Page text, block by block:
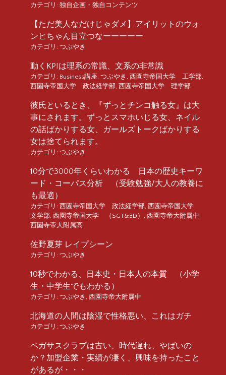
カテゴリ: 独自企画・独自コンテンツ
【ただ美人なだけじゃダメ】アイリットのウォ
ンヒちゃん目立つなーーーーー
カテゴリ: つぶやき
動くKPIは理系の常識、文系の非常識
カテゴリ: Business講座 つぶやき 西園寺帝国大学 工学部
西園寺帝国大学 政法経学部 西園寺帝国大学 理学部
彼氏といるとき、『ずっとチンコ触る女』は大
事にされます。ずっとスマホいじる女、ネイル
の話ばかりする女、ガールズトークばかりする
女は捨てられます。
カテゴリ: つぶやき
10分で3000年くらいわかる 日本の歴史キーワ
ード・コーパス分析 （受験勉強/大人の教養に
も最適）
カテゴリ: 西園寺帝国大学 政法経学部 西園寺帝国大学
文学部 西園寺帝国大学 （SGT&BD） 西園寺帝大附属中
西園寺帝大附属高
佐野夏芽 レイプシーン
カテゴリ: つぶやき
10秒でわかる、日本史・日本人の本質 （小学
生・中学生でもわかる）
カテゴリ: つぶやき 西園寺帝大附属中
北海道の人間は陰湿で性格悪い、これはガチ
カテゴリ: つぶやき
ペガサスクラブは古い、時代遅れ、やばいの
か？加盟企業・実績が凄く、興味を持ったこと
があるが・・・